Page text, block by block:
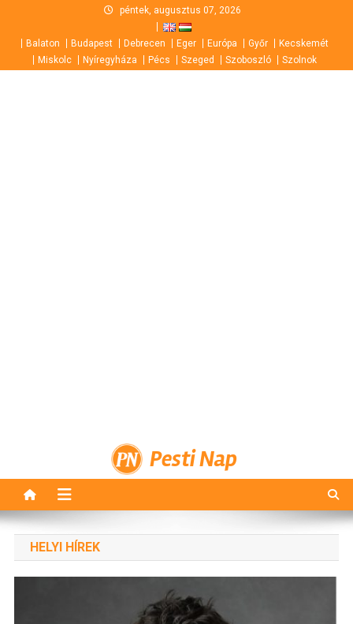
content
péntek, augusztus 07, 2026
Balaton Budapest Debrecen Eger Európa Győr
Kecskemét
Miskolc
Nyíregyháza Pécs Szeged Szoboszló Szolnok
Pesti Nap
HELYI HÍREK